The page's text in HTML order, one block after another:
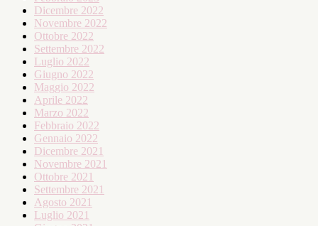
Dicembre 2022
Novembre 2022
Ottobre 2022
Settembre 2022
Luglio 2022
Giugno 2022
Maggio 2022
Aprile 2022
Marzo 2022
Febbraio 2022
Gennaio 2022
Dicembre 2021
Novembre 2021
Ottobre 2021
Settembre 2021
Agosto 2021
Luglio 2021